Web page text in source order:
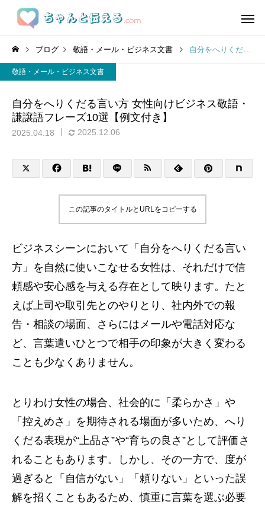
ブログ 敬語・メール・ビジネス文書 自分をへりくだる言い方 女性向けビジネス敬語・謙譲語フレーズ10選【例文付き】
敬語・メール・ビジネス文書
自分をへりくだる言い方 女性向けビジネス敬語・
謙譲語フレーズ10選【例文付き】
2025.04.18 2025.12.06
この記事のタイトルとURLをコピーする
ビジネスシーンにおいて「自分をへりくだる言い
方」を自然に使いこなせる女性は、それだけで信
頼感や安心感を与える存在として映ります。たと
えば上司や取引先とのやりとり、社内外での報
告・相談の場面、さらにはメールや電話対応な
ど、言葉遣いひとつで相手の印象が大きく変わる
ことも少なくありません。
とりわけ女性の場合、社会的に「柔らかさ」や
「控えめさ」を期待される場面が多いため、へり
くだる表現が“上品さ”や“育ちの良さ”として評価さ
れることもあります。しかし、その一方で、度が
過ぎると「自信がない」「頼りない」といった誤
解を招くこともあるため、慎重に言葉を選ぶ必要